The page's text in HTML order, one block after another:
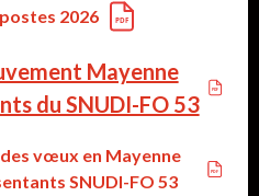
2026
Mayenne
du SNUDI-FO 53
vœux en Mayenne
SNUDI-FO 53